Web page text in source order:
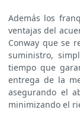
Además los
ventajas del
Conway que se
suministro,
tiempo que
entrega de la
asegurando el
minimizando el